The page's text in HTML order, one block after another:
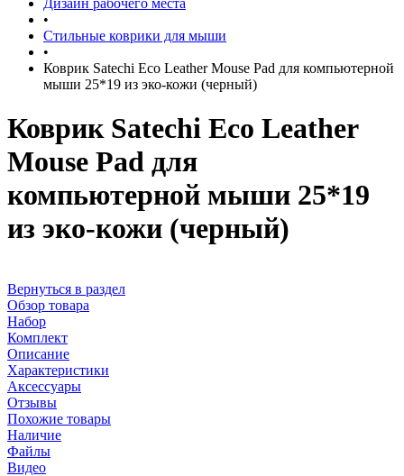
Дизайн рабочего места
•
Стильные коврики для мыши
•
Коврик Satechi Eco Leather Mouse Pad для компьютерной
мыши 25*19 из эко-кожи (черный)
Коврик Satechi Eco Leather
Mouse Pad для
компьютерной мыши 25*19
из эко-кожи (черный)
Вернуться в раздел
Обзор товара
Набор
Комплект
Описание
Характеристики
Аксессуары
Отзывы
Похожие товары
Наличие
Файлы
Видео